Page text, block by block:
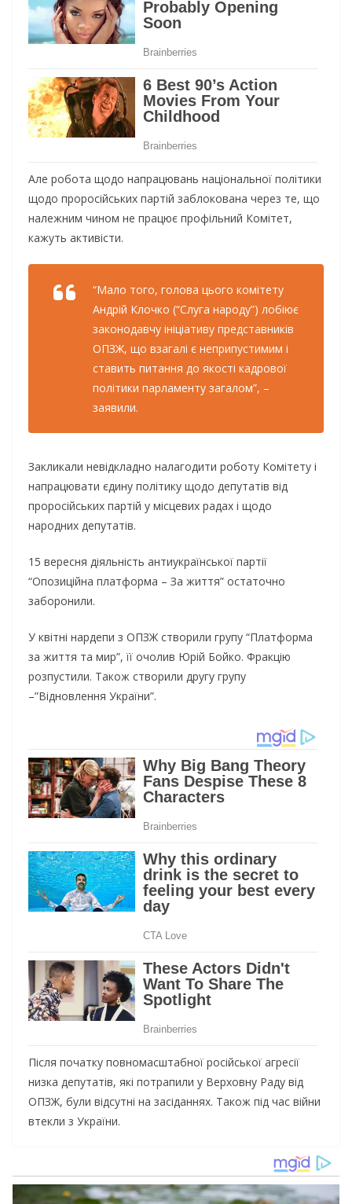
Але робота щодо напрацювань національної політики
щодо проросійських партій заблокована через те, що
належним чином не працює профільний Комітет,
кажуть активісти.
“Мало того, голова цього комітету
Андрій Клочко (“Слуга народу”) лобіює
законодавчу ініціативу представників
ОПЗЖ, що взагалі є неприпустимим і
ставить питання до якості кадрової
політики парламенту загалом”, –
заявили.
Закликали невідкладно налагодити роботу Комітету і
напрацювати єдину політику щодо депутатів від
проросійських партій у місцевих радах і щодо
народних депутатів.
15 вересня діяльність антиукраїнської партії
“Опозиційна платформа – За життя” остаточно
заборонили.
У квітні нардепи з ОПЗЖ створили групу “Платформа
за життя та мир”, її очолив Юрій Бойко. Фракцію
розпустили. Також створили другу групу
–”Відновлення України”.
Після початку повномасштабної російської агресії
низка депутатів, які потрапили у Верховну Раду від
ОПЗЖ, були відсутні на засіданнях. Також під час війни
втекли з України.